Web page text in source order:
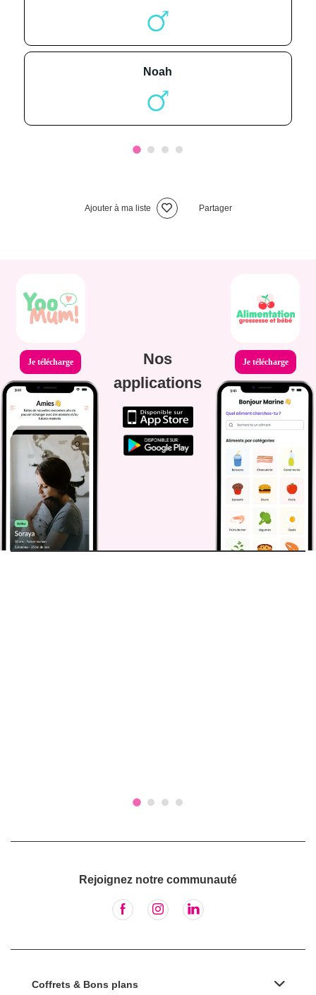
noah
Ajouter à ma liste Partager
Je télécharge
Nos
applications
Je télécharge
Rejoignez notre communauté
Coffrets & Bons plans